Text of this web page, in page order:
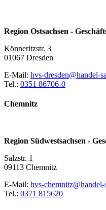
Region Ostsachsen -
Könneritzstr. 3
01067 Dresden
E-Mail: hvs-dresden@handel-
Tel.: 0351 86706-0
Chemnitz
Region Südwestsachsen -
Salzstr. 1
09113 Chemnitz
E-Mail: hvs-chemnitz@handel-
Tel.: 0371 815620